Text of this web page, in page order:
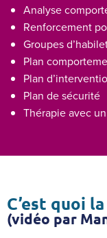
Analyse
Renforcement
Groupes
Plan
Plan
Plan de sécurité
Thérapie avec
C’est quoi
(vidéo par